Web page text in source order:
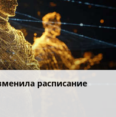
расписание